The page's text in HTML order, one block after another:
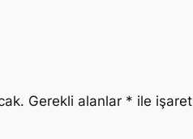
Gerekli alanlar * ile